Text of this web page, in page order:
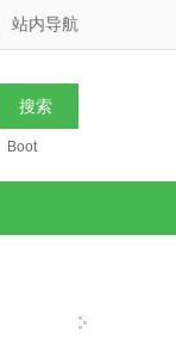
站内导航
Boot